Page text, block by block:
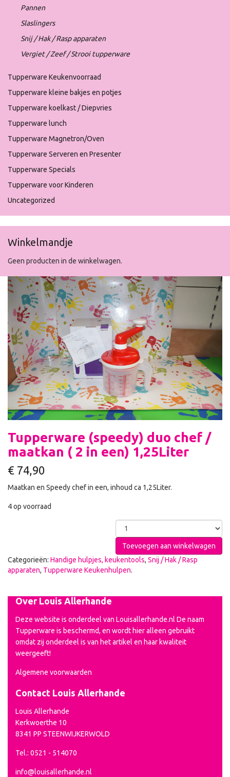
Pannen
Slaslingers
Snij / Hak / Rasp apparaten
Vergiet / Zeef / Strooi tupperware
Tupperware Keukenvoorraad
Tupperware kleine bakjes en potjes
Tupperware koelkast / Diepvries
Tupperware lunch
Tupperware Magnetron/Oven
Tupperware Serveren en Presenter
Tupperware Specials
Tupperware voor Kinderen
Uncategorized
Winkelmandje
Geen producten in de winkelwagen.
Tupperware (speedy) duo chef /
maatkan ( 2 in een) 1,25Liter
€ 74,90
Maatkan en Speedy chef in een, inhoud ca 1,25Liter.
4 op voorraad
Toevoegen aan winkelwagen
Categorieën: Handige hulpjes, keukentools, Snij / Hak / Rasp
apparaten, Tupperware Keukenhulpen.
Over Louis Allerhande
Deze website is onderdeel van Louisallerhande.nl De naam
Tupperware is beschermd, en wordt hier alleen gebruikt
omdat zij onderdeel is van het artikel en haar kwaliteit
weergeeft!
Algemene voorwaarden
Contact Louis Allerhande
Louis Allerhande
Kerkwoerthe 10
8341 PP STEENWIJKERWOLD
Tel.: 0521 - 514070
info@louisallerhande.nl